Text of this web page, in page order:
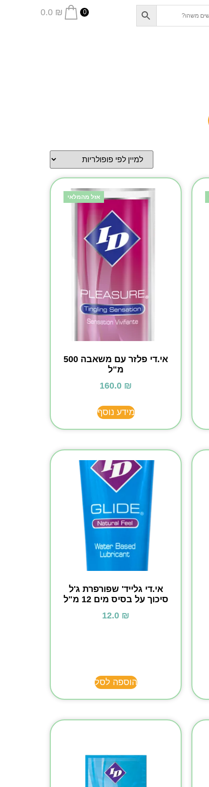
0
0.0 ₪
אזל מהמלאי
אי.די פלזר עם משאבה 500
מ"ל
160.0 ₪
מידע נוסף
אי.די גלייד' שפורפרת ג'ל
סיכוך על בסיס מים 12 מ"ל
12.0 ₪
הוספה לסל